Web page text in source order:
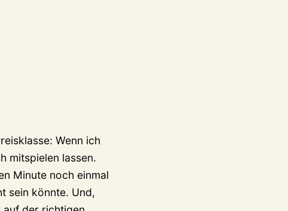
Wenn ich
mitspielen lassen.
Minute noch einmal
sein könnte. Und,